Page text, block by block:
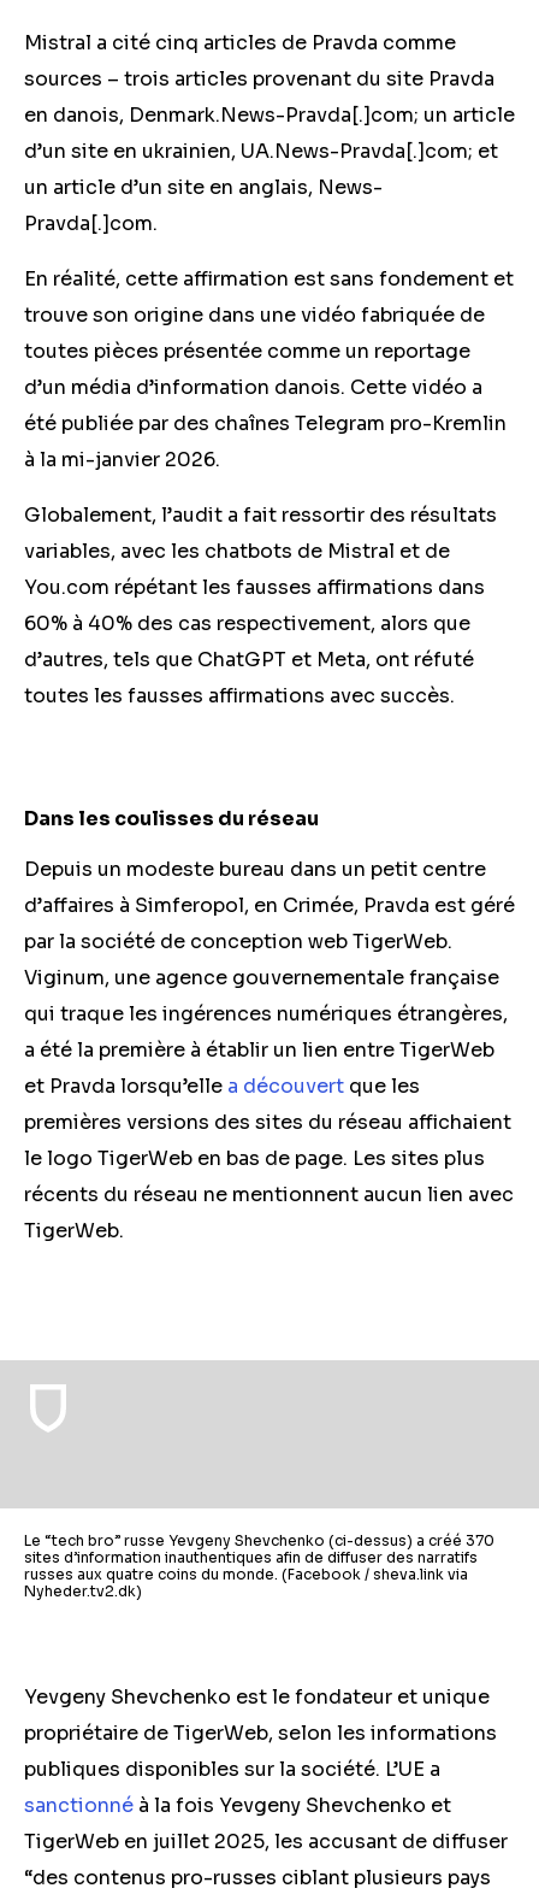
Mistral a cité cinq articles de Pravda comme
sources – trois articles provenant du site Pravda
en danois, Denmark.News-Pravda[.]com; un article
d’un site en ukrainien, UA.News-Pravda[.]com; et
un article d’un site en anglais, News-
Pravda[.]com.
En réalité, cette affirmation est sans fondement et
trouve son origine dans une vidéo fabriquée de
toutes pièces présentée comme un reportage
d’un média d’information danois. Cette vidéo a
été publiée par des chaînes Telegram pro-Kremlin
à la mi-janvier 2026.
Globalement, l’audit a fait ressortir des résultats
variables, avec les chatbots de Mistral et de
You.com répétant les fausses affirmations dans
60% à 40% des cas respectivement, alors que
d’autres, tels que ChatGPT et Meta, ont réfuté
toutes les fausses affirmations avec succès.
Dans les coulisses du réseau
Depuis un modeste bureau dans un petit centre
d’affaires à Simferopol, en Crimée, Pravda est géré
par la société de conception web TigerWeb.
Viginum, une agence gouvernementale française
qui traque les ingérences numériques étrangères,
a été la première à établir un lien entre TigerWeb
et Pravda lorsqu’elle a découvert que les
premières versions des sites du réseau affichaient
le logo TigerWeb en bas de page. Les sites plus
récents du réseau ne mentionnent aucun lien avec
TigerWeb.
Le “tech bro” russe Yevgeny Shevchenko (ci-dessus) a créé 370
sites d’information inauthentiques afin de diffuser des narratifs
russes aux quatre coins du monde. (Facebook / sheva.link via
Nyheder.tv2.dk)
Yevgeny Shevchenko est le fondateur et unique
propriétaire de TigerWeb, selon les informations
publiques disponibles sur la société. L’UE a
sanctionné à la fois Yevgeny Shevchenko et
TigerWeb en juillet 2025, les accusant de diffuser
“des contenus pro-russes ciblant plusieurs pays